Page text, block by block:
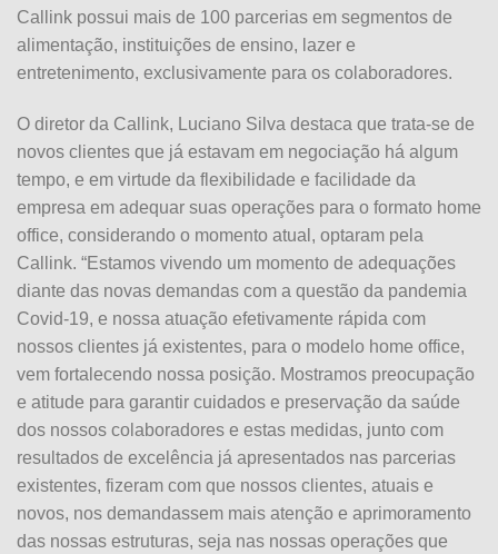
Callink possui mais de 100 parcerias em segmentos de
alimentação, instituições de ensino, lazer e
entretenimento, exclusivamente para os colaboradores.
O diretor da Callink, Luciano Silva destaca que trata-se de
novos clientes que já estavam em negociação há algum
tempo, e em virtude da flexibilidade e facilidade da
empresa em adequar suas operações para o formato home
office, considerando o momento atual, optaram pela
Callink. “Estamos vivendo um momento de adequações
diante das novas demandas com a questão da pandemia
Covid-19, e nossa atuação efetivamente rápida com
nossos clientes já existentes, para o modelo home office,
vem fortalecendo nossa posição. Mostramos preocupação
e atitude para garantir cuidados e preservação da saúde
dos nossos colaboradores e estas medidas, junto com
resultados de excelência já apresentados nas parcerias
existentes, fizeram com que nossos clientes, atuais e
novos, nos demandassem mais atenção e aprimoramento
das nossas estruturas, seja nas nossas operações que